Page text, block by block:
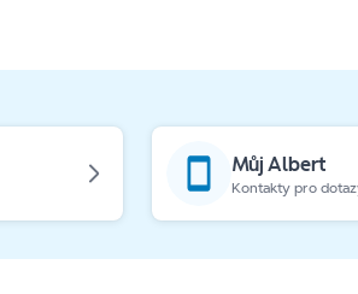
Můj Albert
Kontakty pro